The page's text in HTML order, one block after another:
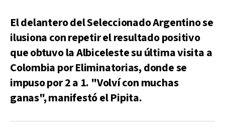
El delantero del Seleccionado Argentino se
ilusiona con repetir el resultado positivo
que obtuvo la Albiceleste su última visita a
Colombia por Eliminatorias, donde se
impuso por 2 a 1. "Volví con muchas
ganas", manifestó el Pipita.